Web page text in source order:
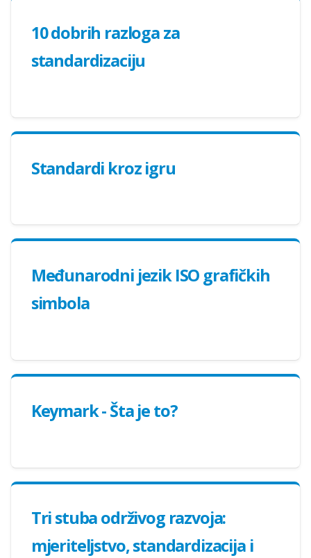
10 dobrih razloga za
standardizaciju
Standardi kroz igru
Međunarodni jezik ISO grafičkih
simbola
Keymark - Šta je to?
Tri stuba održivog razvoja:
mjeriteljstvo, standardizacija i